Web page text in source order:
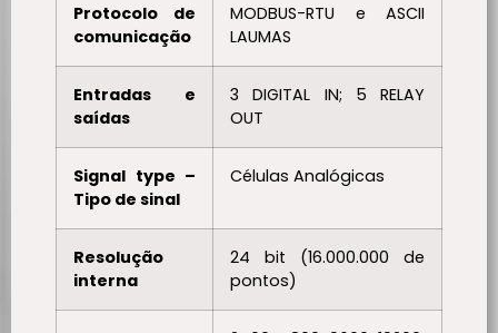
Protocolo de
comunicação
MODBUS-RTU e ASCII
LAUMAS
Entradas e
saídas
3 DIGITAL IN; 5 RELAY
OUT
Signal type –
Tipo de sinal
Células Analógicas
Resolução
interna
24 bit (16.000.000 de
pontos)